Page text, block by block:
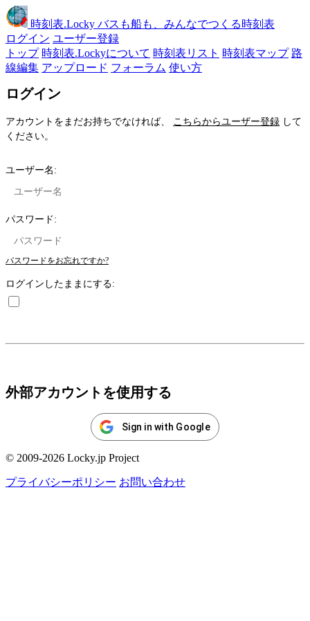
時刻表.Locky バスも船も、みんなでつくる時刻表
ログイン ユーザー登録
トップ 時刻表.Lockyについて 時刻表リスト 時刻表マップ 路
線編集 アップロード フォーラム 使い方
ログイン
アカウントをまだお持ちでなければ、 こちらからユーザー登録 して
ください。
ユーザー名:
パスワード:
パスワードをお忘れですか?
ログインしたままにする:
外部アカウントを使用する
Sign in with Google
© 2009-2026 Locky.jp Project
プライバシーポリシー お問い合わせ